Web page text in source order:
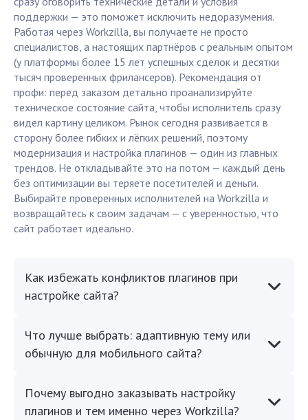
поддержки — это поможет исключить недоразумения.
Работая через Workzilla, вы получаете не просто
специалистов, а настоящих партнёров с реальным опытом
(у платформы более 15 лет успешных сделок и десятки
тысяч проверенных фрилансеров). Рекомендация от
профи: перед заказом детально проанализируйте
техническое состояние сайта, чтобы исполнитель сразу
видел картину целиком. Рынок сегодня развивается в
сторону более гибких и лёгких решений, поэтому
модернизация и настройка плагинов — один из главных
трендов. Не откладывайте это на потом — каждый день
без оптимизации вы теряете посетителей и деньги.
Выбирайте проверенных исполнителей на Workzilla и
возвращайтесь к своим задачам — с уверенностью, что
сайт работает идеально.
Как избежать конфликтов плагинов при
настройке сайта?
Что лучше выбрать: адаптивную тему или
обычную для мобильного сайта?
Почему выгодно заказывать настройку
плагинов и тем именно через Workzilla?